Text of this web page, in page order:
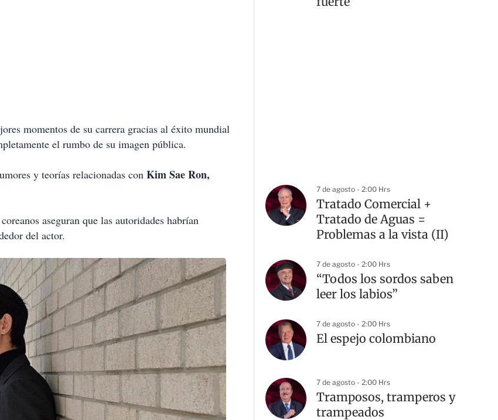
momentos de su carrera gracias al éxito mundial
el rumbo de su imagen pública.
y teorías relacionadas con Kim Sae Ron,
aseguran que las autoridades habrían
del actor.
7 de agosto - 2:00 Hrs
Tratado Comercial +
Tratado de Aguas =
Problemas a la vista (II)
7 de agosto - 2:00 Hrs
“Todos los sordos saben
leer los labios”
7 de agosto - 2:00 Hrs
El espejo colombiano
7 de agosto - 2:00 Hrs
Tramposos, tramperos y
trampeados